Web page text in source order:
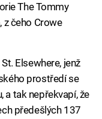
The Tommy
z čeho Crowe
Elsewhere, jenž
prostředí se
a tak nepřekvapí, že
předešlých 137